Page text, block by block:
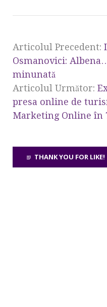
Articolul Precedent:
Osmanovici:
minunată
Articolul Următor:
presa online de
Marketing Online în
THANK YOU FOR LIKE!